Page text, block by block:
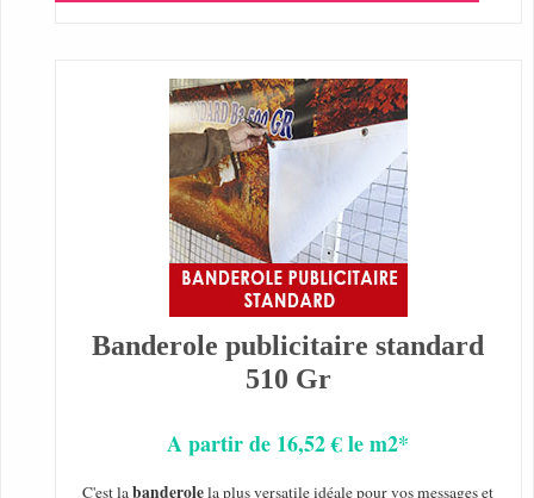
Banderole publicitaire standard
510 Gr
A partir de 16,52 € le m2*
C'est labanderolela plus versatile idéale pour vos messages et